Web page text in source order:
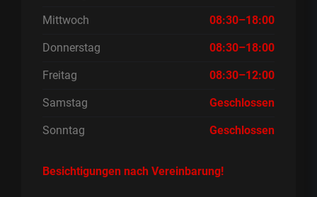
Mittwoch 08:30–18:00
Donnerstag 08:30–18:00
Freitag 08:30–12:00
Samstag Geschlossen
Sonntag Geschlossen
Besichtigungen nach Vereinbarung!